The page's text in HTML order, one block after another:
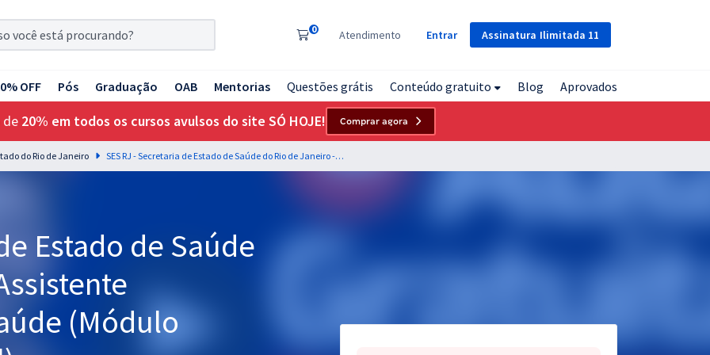
Assinatura Ilimitada 11
0 Atendimento Entrar
OFF Pós Graduação OAB Mentorias Questões grátis Conteúdo gratuito Blog Aprovados
de 20% em todos os cursos avulsos do site SÓ HOJE! Comprar agora
do Rio de Janeiro SES RJ - Secretaria de Estado de Saúde do Rio de Janeiro - Assistente Administrativo de Saúde (Módulo Especial) (Pré-Edital)
Estado de Saúde
(Módulo